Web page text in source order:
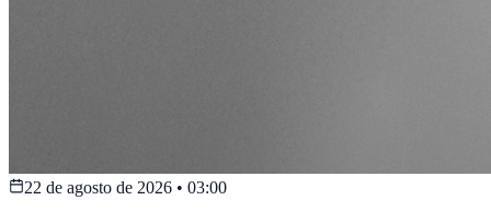
22 de agosto de 2026 • 03:00